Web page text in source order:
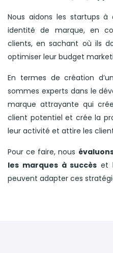
Nous aidons les startups
identité de marque, en
clients, en sachant où ils
optimiser leur budget
En termes de création
sommes experts dans le
marque attrayante qui
client potentiel et crée la
leur activité et attire les
Pour ce faire, nous
les marques à succès et
peuvent adapter ces